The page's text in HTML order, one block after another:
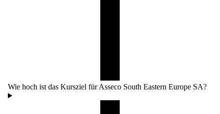
Wie hoch ist das Kursziel für Asseco South Eastern Europe SA?